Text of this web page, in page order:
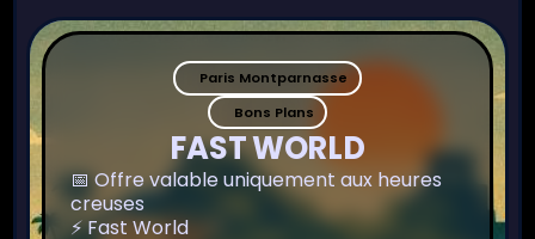
Paris Montparnasse
Bons Plans
FAST WORLD
📅 Offre valable uniquement aux heures
creuses
⚡ Fast World